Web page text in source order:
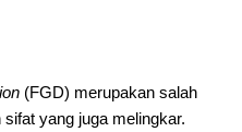
(FGD) merupakan salah
yang juga melingkar.